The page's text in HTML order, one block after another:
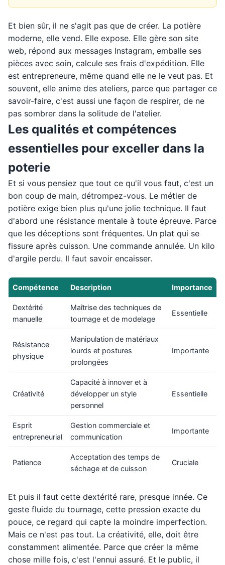
Et bien sûr, il ne s'agit pas que de créer. La potière
moderne, elle vend. Elle expose. Elle gère son site
web, répond aux messages Instagram, emballe ses
pièces avec soin, calcule ses frais d'expédition. Elle
est entrepreneure, même quand elle ne le veut pas. Et
souvent, elle anime des ateliers, parce que partager ce
savoir-faire, c'est aussi une façon de respirer, de ne
pas sombrer dans la solitude de l'atelier.
Les qualités et compétences
essentielles pour exceller dans la
poterie
Et si vous pensiez que tout ce qu'il vous faut, c'est un
bon coup de main, détrompez-vous. Le métier de
potière exige bien plus qu'une jolie technique. Il faut
d'abord une résistance mentale à toute épreuve. Parce
que les déceptions sont fréquentes. Un plat qui se
fissure après cuisson. Une commande annulée. Un kilo
d'argile perdu. Il faut savoir encaisser.
Compétence Description Importance
Dextérité
manuelle
Maîtrise des techniques de
tournage et de modelage
Essentielle
Résistance
physique
Manipulation de matériaux
lourds et postures
prolongées
Importante
Créativité
Capacité à innover et à
développer un style
personnel
Essentielle
Esprit
entrepreneurial
Gestion commerciale et
communication
Importante
Patience
Acceptation des temps de
séchage et de cuisson
Cruciale
Et puis il faut cette dextérité rare, presque innée. Ce
geste fluide du tournage, cette pression exacte du
pouce, ce regard qui capte la moindre imperfection.
Mais ce n'est pas tout. La créativité, elle, doit être
constamment alimentée. Parce que créer la même
chose mille fois, c'est l'ennui assuré. Et le public, il